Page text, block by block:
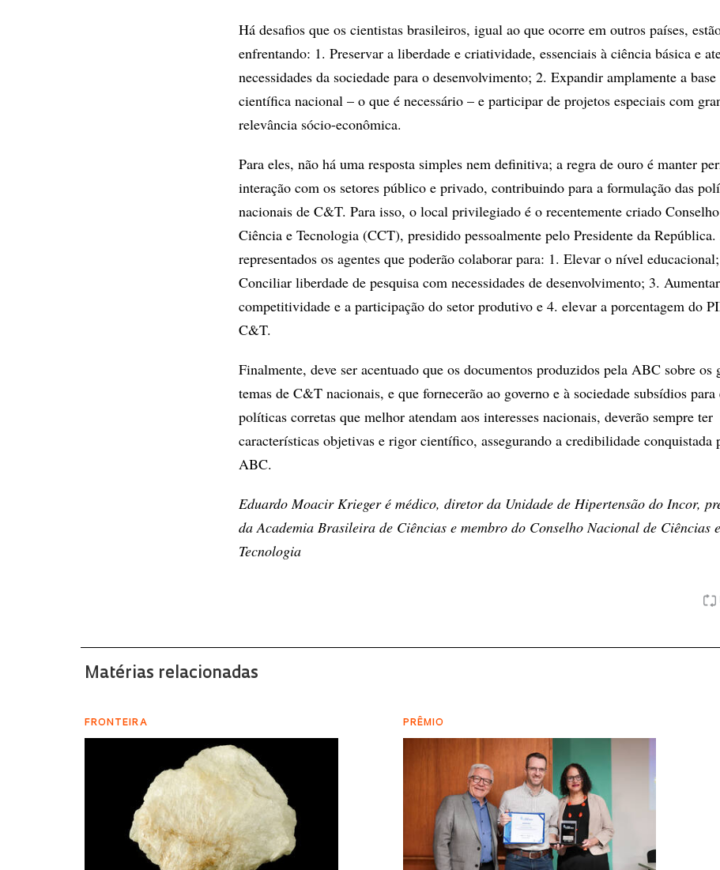
Há desafios que os cientistas brasileiros, igual ao que ocorre em outros países,
enfrentando: 1. Preservar a liberdade e criatividade, essenciais à ciência básica e
necessidades da sociedade para o desenvolvimento; 2. Expandir amplamente a base
científica nacional – o que é necessário – e participar de projetos especiais com
relevância sócio-econômica.
Para eles, não há uma resposta simples nem definitiva; a regra de ouro é manter
interação com os setores público e privado, contribuindo para a formulação das
nacionais de C&T. Para isso, o local privilegiado é o recentemente criado
Ciência e Tecnologia (CCT), presidido pessoalmente pelo Presidente da República.
representados os agentes que poderão colaborar para: 1. Elevar o nível
Conciliar liberdade de pesquisa com necessidades de desenvolvimento; 3.
competitividade e a participação do setor produtivo e 4. elevar a porcentagem do
C&T.
Finalmente, deve ser acentuado que os documentos produzidos pela ABC sobre os
temas de C&T nacionais, e que fornecerão ao governo e à sociedade subsídios para
políticas corretas que melhor atendam aos interesses nacionais, deverão sempre ter
características objetivas e rigor científico, assegurando a credibilidade conquistada
ABC.
Eduardo Moacir Krieger é médico, diretor da Unidade de Hipertensão do Incor,
da Academia Brasileira de Ciências e membro do Conselho Nacional de Ciências e
Tecnologia